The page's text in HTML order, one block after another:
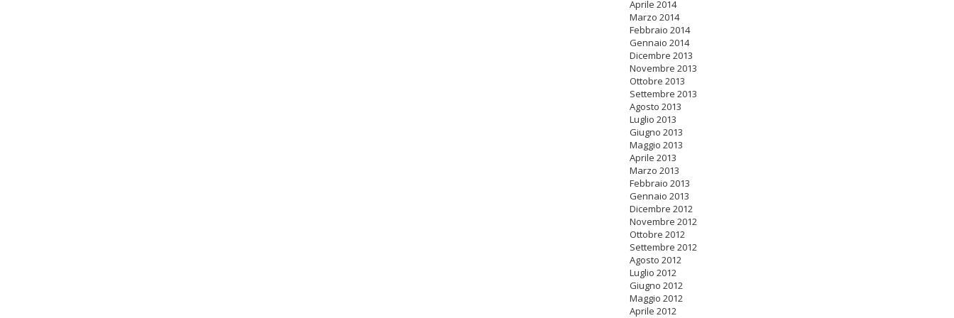
Aprile 2014
Marzo 2014
Febbraio 2014
Gennaio 2014
Dicembre 2013
Novembre 2013
Ottobre 2013
Settembre 2013
Agosto 2013
Luglio 2013
Giugno 2013
Maggio 2013
Aprile 2013
Marzo 2013
Febbraio 2013
Gennaio 2013
Dicembre 2012
Novembre 2012
Ottobre 2012
Settembre 2012
Agosto 2012
Luglio 2012
Giugno 2012
Maggio 2012
Aprile 2012